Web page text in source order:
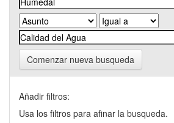
Comenzar nueva busqueda
Añadir filtros:
Usa los filtros para afinar la busqueda.